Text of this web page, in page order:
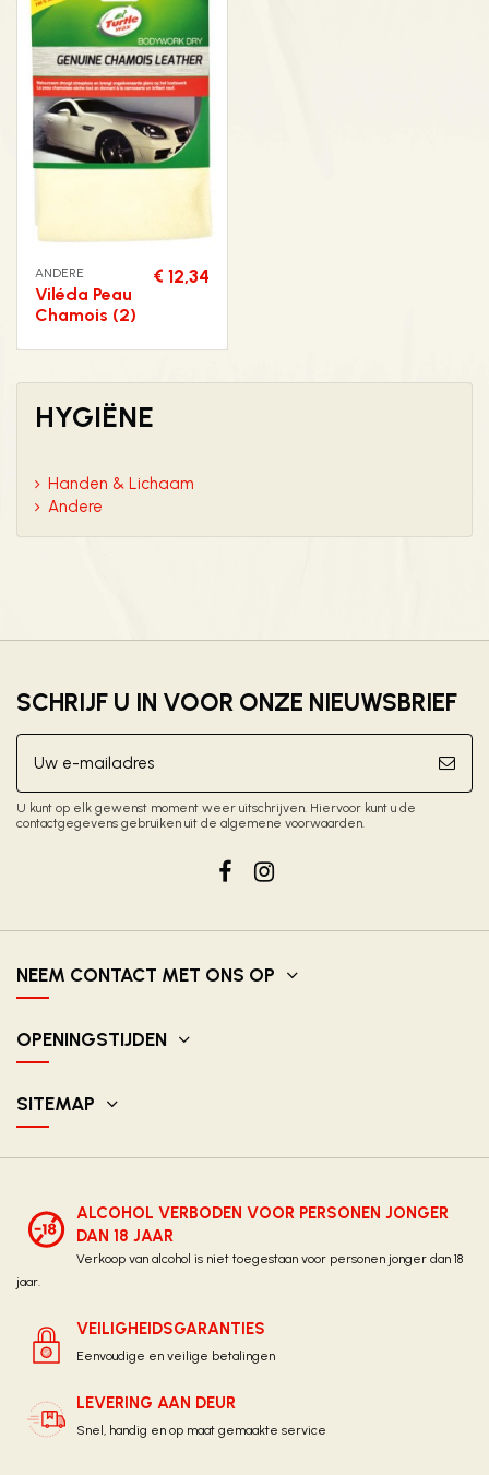
ANDERE
Viléda Peau
Chamois (2)
€ 12,34
HYGIËNE
Handen & Lichaam
Andere
SCHRIJF U IN VOOR ONZE NIEUWSBRIEF
U kunt op elk gewenst moment weer uitschrijven. Hiervoor kunt u de
contactgegevens gebruiken uit de algemene voorwaarden.
NEEM CONTACT MET ONS OP
OPENINGSTIJDEN
SITEMAP
ALCOHOL VERBODEN VOOR PERSONEN JONGER
DAN 18 JAAR
Verkoop van alcohol is niet toegestaan voor personen jonger dan 18
jaar.
VEILIGHEIDSGARANTIES
Eenvoudige en veilige betalingen
LEVERING AAN DEUR
Snel, handig en op maat gemaakte service